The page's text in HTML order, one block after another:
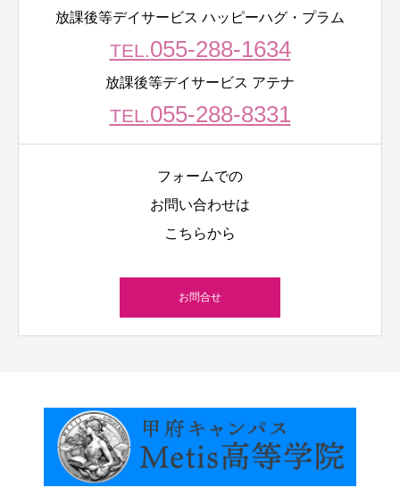
放課後等デイサービス ハッピーハグ・プラム
TEL.055-288-1634
放課後等デイサービス アテナ
TEL.055-288-8331
フォームでの
お問い合わせは
こちらから
お問合せ